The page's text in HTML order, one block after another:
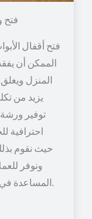
فتح
فتح أقفال
الممكن أن
المنزل
يزيد من
توفير
احترافية
حيث نقوم
ونوفر
المساعدة في أسرع وقت ممكن من قبل الفنيين لدينا.